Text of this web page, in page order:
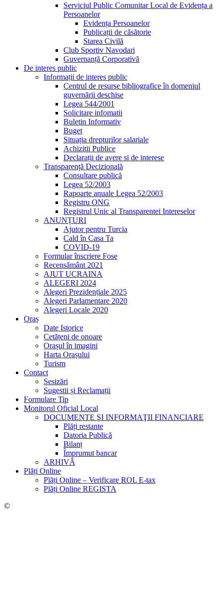
Serviciul Public Comunitar Local de Evidența a
Persoanelor
Evidența Persoanelor
Publicații de căsătorie
Starea Civilă
Club Sportiv Navodari
Guvernanță Corporativă
De interes public
Informații de interes public
Centrul de resurse bibliografice în domeniul
guvernării deschise
Legea 544/2001
Solicitare infomatii
Buletin Informativ
Buget
Situația drepturilor salariale
Achizitii Publice
Declarații de avere si de interese
Transparență Decizională
Consultare publică
Legea 52/2003
Rapoarte anuale Legea 52/2003
Registru ONG
Registrul Unic al Transparentei Intereselor
ANUNȚURI
Ajutor pentru Turcia
Cald în Casa Ta
COVID-19
Formular înscriere Fose
Recensământ 2021
AJUT UCRAINA
ALEGERI 2024
Alegeri Prezidențiale 2025
Alegeri Parlamentare 2020
Alegeri Locale 2020
Oraș
Date Istorice
Cetățeni de onoare
Orașul în imagini
Harta Orașului
Turism
Contact
Sesizări
Sugestii și Reclamații
Formulare Tip
Monitorul Oficial Local
DOCUMENTE ŞI INFORMAŢII FINANCIARE
Plăți restante
Datoria Publică
Bilanț
Împrumut bancar
ARHIVĂ
Plăți Online
Plăți Online – Verificare ROL E-tax
Plăți Online REGISTA
©